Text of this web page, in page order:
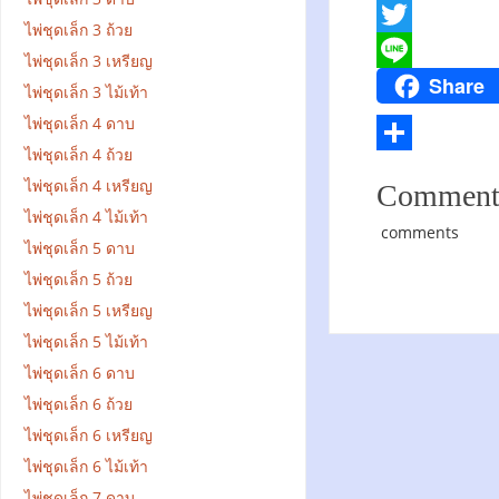
a
c
b
o
o
k
M
e
s
e
n
g
T
i
t
t
e
i
n
e
Share
h
acomments
ไพ่ชุดเล็ก 3 ถ้วย
ไพ่ชุดเล็ก 3 เหรียญ
ไพ่ชุดเล็ก 3 ไม้เท้า
ไพ่ชุดเล็ก 4 ดาบ
ไพ่ชุดเล็ก 4 ถ้วย
ไพ่ชุดเล็ก 4 เหรียญ
ไพ่ชุดเล็ก 4 ไม้เท้า
ไพ่ชุดเล็ก 5 ดาบ
ไพ่ชุดเล็ก 5 ถ้วย
ไพ่ชุดเล็ก 5 เหรียญ
ไพ่ชุดเล็ก 5 ไม้เท้า
ไพ่ชุดเล็ก 6 ดาบ
ไพ่ชุดเล็ก 6 ถ้วย
ไพ่ชุดเล็ก 6 เหรียญ
ไพ่ชุดเล็ก 6 ไม้เท้า